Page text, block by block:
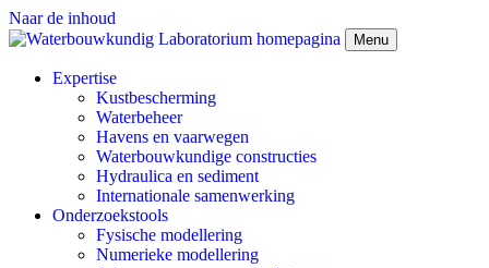
Naar de inhoud
Menu
Expertise
Kustbescherming
Waterbeheer
Havens en vaarwegen
Waterbouwkundige constructies
Hydraulica en sediment
Internationale samenwerking
Onderzoekstools
Fysische modellering
Numerieke modellering